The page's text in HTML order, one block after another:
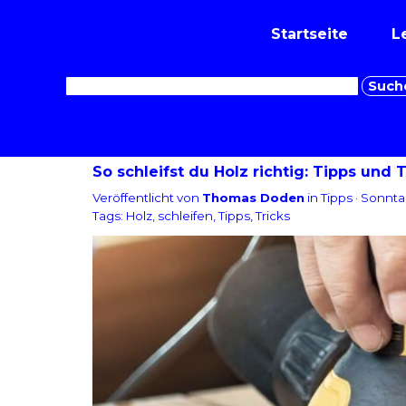
Startseite
So schleifst du Holz richtig: Tipps und
Veröffentlicht von Thomas Doden inTipps ·
Tags: Holz schleifen ,Tipps ,Tricks